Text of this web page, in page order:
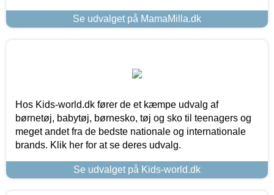
Se udvalget på MamaMilla.dk
Hos Kids-world.dk fører de et kæmpe udvalg af
børnetøj, babytøj, børnesko, tøj og sko til teenagers og
meget andet fra de bedste nationale og internationale
brands. Klik her for at se deres udvalg.
Se udvalget på Kids-world.dk